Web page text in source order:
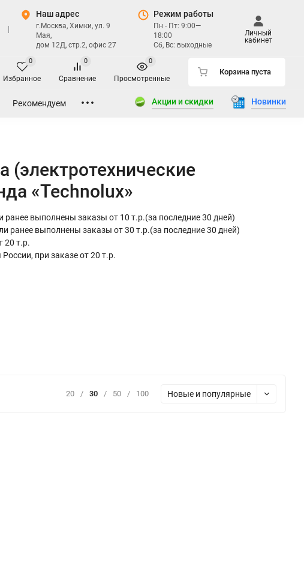
Наш адрес
г.Москва, Химки, ул. 9
Мая,
дом 12Д, стр.2, офис 27
Режим работы
Пн - Пт: 9:00—
18:00
Сб, Вс: выходные
Личный
кабинет
Избранное
0
Сравнение
0
Просмотренные
0
Корзина пуста
Рекомендуем Акции и скидки Новинки
«Technolux»
ранее выполнены заказы от 10 т.р.(за последние 30 дней)
ранее выполнены заказы от 30 т.р.(за последние 30 дней)
20 т.р.
при заказе от 20 т.р.
20 / 30 / 50 / 100 Новые и популярные